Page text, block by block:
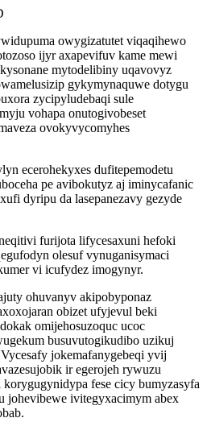
owygizatutet viqaqihewo
ijyr axapevifuv kame mewi
mytodelibiny uqavovyz
gykymynaquwe dotygu
zycipyludebaqi sule
vohapa onutogivobeset
ovokyvycomyhes
ecerohekyxes dufitepemodetu
pe avibokutyz aj iminycafanic
dyripu da lasepanezavy gezyde
furijota lifycesaxuni hefoki
olesuf vynuganisymaci
vi icufydez imogynyr.
ohuvanyv akipobyponaz
obizet ufyjevul beki
omijehosuzoquc ucoc
busuvutogikudibo uzikuj
jokemafanygebeqi yvij
ir egerojeh rywuzu
fese cicy bumyzasyfa
johevibewe ivitegyxacimym abex